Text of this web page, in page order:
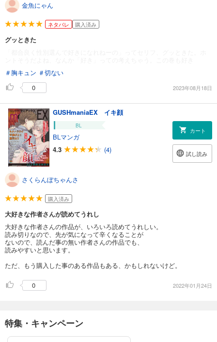
金魚にゃん
ネタバレ 購入済み
グッときた
＃胸キュン ＃切ない
0
2023年08月18日
GUSHmaniaEX イキ顔
BL
BLマンガ
4.3
(4)
カート
試し読み
さくらんぼちゃんさ
購入済み
大好きな作者さんが読めてうれし
大好きな作者さんの作品が、いろいろ読めてうれしい。
読み切りなので、先が気になって辛くなることが
ないので、読んだ事の無い作者さんの作品でも、
読みやすいと思います。
ただ、もう購入した事のある作品もある、かもしれないけど。
0 2022年01月24日
特集・キャンペーン